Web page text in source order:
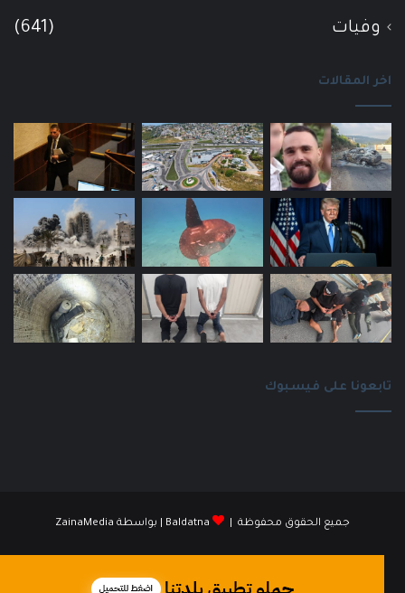
وفيات (641)
اخر المقالات
تابعونا على فيسبوك
جميع الحقوق محفوظة | Baldatna | بواسطة ZainaMedia